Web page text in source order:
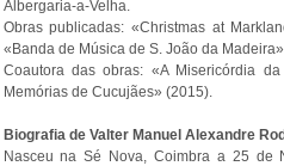
Albergaria-a-Velha.
Obras publicadas: «Christmas at
«Banda de Música de S. João da
Coautora das obras: «A Misericórdia
Memórias de Cucujães» (2015).
Biografia de Valter Manuel Alexandre
Nasceu na Sé Nova, Coimbra a 25 de